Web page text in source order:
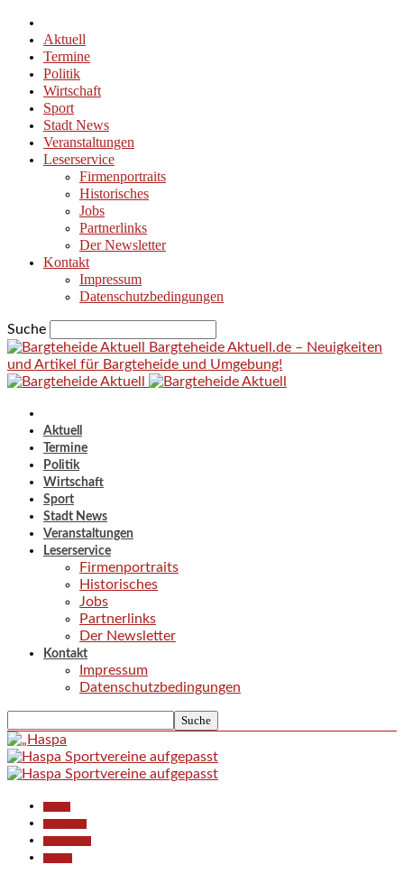
Aktuell
Termine
Politik
Wirtschaft
Sport
Stadt News
Veranstaltungen
Leserservice
Firmenportraits
Historisches
Jobs
Partnerlinks
Der Newsletter
Kontakt
Impressum
Datenschutzbedingungen
Suche
Bargteheide Aktuell.de – Neuigkeiten
und Artikel für Bargteheide und Umgebung!
Aktuell
Termine
Politik
Wirtschaft
Sport
Stadt News
Veranstaltungen
Leserservice
Firmenportraits
Historisches
Jobs
Partnerlinks
Der Newsletter
Kontakt
Impressum
Datenschutzbedingungen